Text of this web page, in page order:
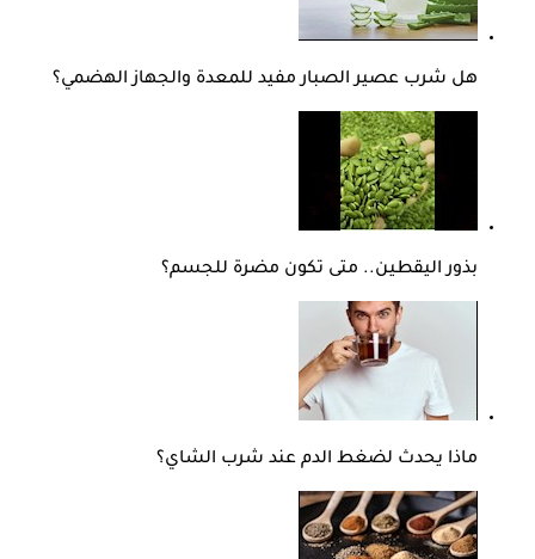
هل شرب عصير الصبار مفيد للمعدة والجهاز الهضمي؟
بذور اليقطين.. متى تكون مضرة للجسم؟
ماذا يحدث لضغط الدم عند شرب الشاي؟